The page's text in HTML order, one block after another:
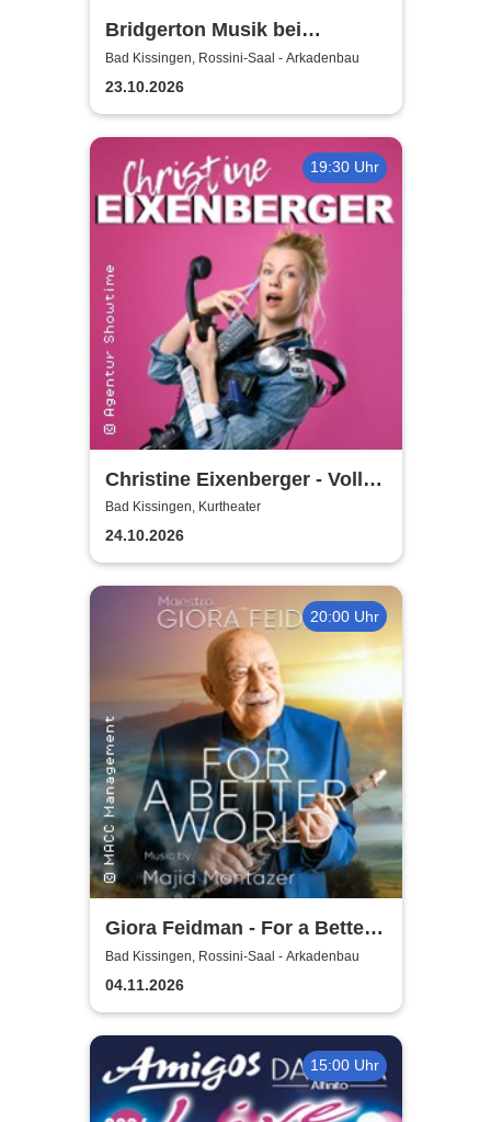
Bridgerton Musik bei
Kerzenschein
Bad Kissingen, Rossini-Saal - Arkadenbau
23.10.2026
19:30 Uhr
Christine Eixenberger - Volle
Kontrolle
Bad Kissingen, Kurtheater
24.10.2026
20:00 Uhr
Giora Feidman - For a Better
World
Bad Kissingen, Rossini-Saal - Arkadenbau
04.11.2026
15:00 Uhr